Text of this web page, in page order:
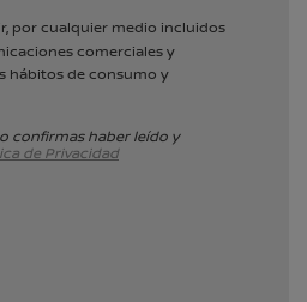
por cualquier medio incluidos
comerciales y
hábitos de consumo y
confirmas haber leído y
de Privacidad